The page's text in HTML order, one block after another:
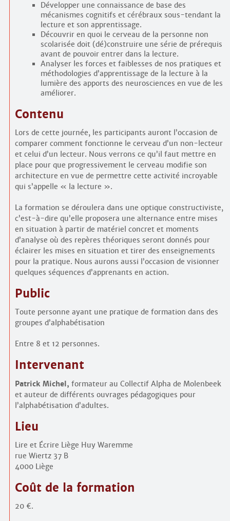
Développer une connaissance de base des
mécanismes cognitifs et cérébraux sous-tendant la
lecture et son apprentissage.
Découvrir en quoi le cerveau de la personne non
scolarisée doit (dé)construire une série de prérequis
avant de pouvoir entrer dans la lecture.
Analyser les forces et faiblesses de nos pratiques et
méthodologies d’apprentissage de la lecture à la
lumière des apports des neurosciences en vue de les
améliorer.
Contenu
Lors de cette journée, les participants auront l’occasion de
comparer comment fonctionne le cerveau d’un non-lecteur
et celui d’un lecteur. Nous verrons ce qu’il faut mettre en
place pour que progressivement le cerveau modifie son
architecture en vue de permettre cette activité incroyable
qui s’appelle « la lecture ».
La formation se déroulera dans une optique constructiviste,
c’est-à-dire qu’elle proposera une alternance entre mises
en situation à partir de matériel concret et moments
d’analyse où des repères théoriques seront donnés pour
éclairer les mises en situation et tirer des enseignements
pour la pratique. Nous aurons aussi l’occasion de visionner
quelques séquences d’apprenants en action.
Public
Toute personne ayant une pratique de formation dans des
groupes d’alphabétisation
Entre 8 et 12 personnes.
Intervenant
Patrick Michel, formateur au Collectif Alpha de Molenbeek
et auteur de différents ouvrages pédagogiques pour
l’alphabétisation d’adultes.
Lieu
Lire et Écrire Liège Huy Waremme
rue Wiertz 37 B
4000 Liège
Coût de la formation
20 €.